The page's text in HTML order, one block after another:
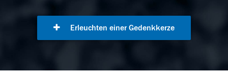
Erleuchten einer Gedenkkerze